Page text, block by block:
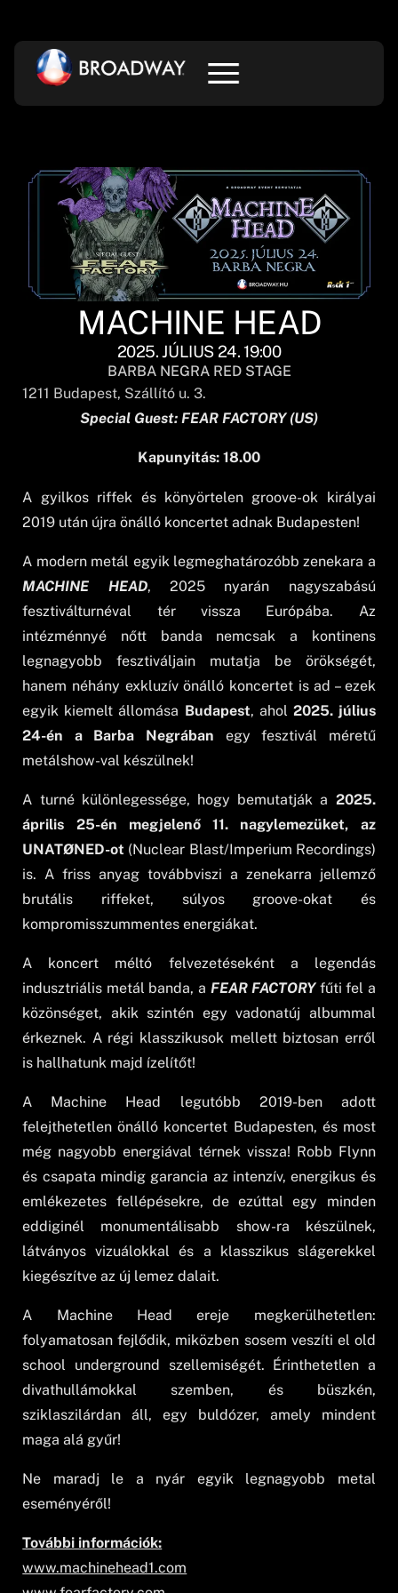
MACHINE HEAD
2025. JÚLIUS 24. 19:00
BARBA NEGRA RED STAGE
1211 Budapest, Szállító u. 3.
Special Guest: FEAR FACTORY (US)
Kapunyitás: 18.00
A gyilkos riffek és könyörtelen groove-ok királyai
2019 után újra önálló koncertet adnak Budapesten!
A modern metál egyik legmeghatározóbb zenekara a
MACHINE HEAD, 2025 nyarán nagyszabású
fesztiválturnéval tér vissza Európába. Az
intézménnyé nőtt banda nemcsak a kontinens
legnagyobb fesztiváljain mutatja be örökségét,
hanem néhány exkluzív önálló koncertet is ad – ezek
egyik kiemelt állomása Budapest, ahol 2025. július
24-én a Barba Negrában egy fesztivál méretű
metálshow-val készülnek!
A turné különlegessége, hogy bemutatják a 2025.
április 25-én megjelenő 11. nagylemezüket, az
UNATØNED-ot (Nuclear Blast/Imperium Recordings)
is. A friss anyag továbbviszi a zenekarra jellemző
brutális riffeket, súlyos groove-okat és
kompromisszummentes energiákat.
A koncert méltó felvezetéseként a legendás
indusztriális metál banda, a FEAR FACTORYfűti fel a
közönséget, akik szintén egy vadonatúj albummal
érkeznek. A régi klasszikusok mellett biztosan erről
is hallhatunk majd ízelítőt!
A Machine Head legutóbb 2019-ben adott
felejthetetlen önálló koncertet Budapesten, és most
még nagyobb energiával térnek vissza! Robb Flynn
és csapata mindig garancia az intenzív, energikus és
emlékezetes fellépésekre, de ezúttal egy minden
eddiginél monumentálisabb show-ra készülnek,
látványos vizuálokkal és a klasszikus slágerekkel
kiegészítve az új lemez dalait.
A Machine Head ereje megkerülhetetlen:
folyamatosan fejlődik, miközben sosem veszíti el old
school underground szellemiségét. Érinthetetlen a
divathullámokkal szemben, és büszkén,
sziklaszilárdan áll, egy buldózer, amely mindent
maga alá gyűr!
Ne maradj le a nyár egyik legnagyobb metal
eseményéről!
További információk:
www.machinehead1.com